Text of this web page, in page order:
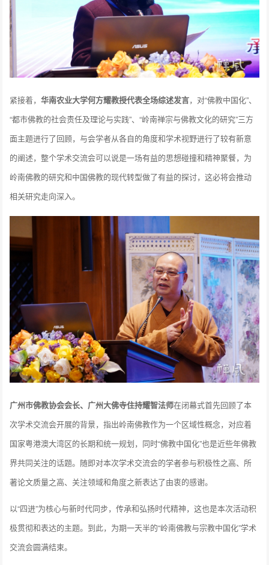
紧接着，华南农业大学何方耀教授代表全场综述发言，对“佛教中国化”、
“都市佛教的社会责任及理论与实践”、“岭南禅宗与佛教文化的研究”三方
面主题进行了回顾，与会学者从各自的角度和学术视野进行了较有新意
的阐述，整个学术交流会可以说是一场有益的思想碰撞和精神聚餐，为
岭南佛教的研究和中国佛教的现代转型做了有益的探讨，这必将会推动
相关研究走向深入。
广州市佛教协会会长、广州大佛寺住持耀智法师在闭幕式首先回顾了本
次学术交流会开展的背景，指出岭南佛教作为一个区域性概念，对应着
国家粤港澳大湾区的长期和统一规划，同时“佛教中国化”也是近些年佛教
界共同关注的话题。随即对本次学术交流会的学者参与积极性之高、所
著论文质量之高、关注领域和角度之新表达了由衷的感谢。
以“四进”为核心与新时代同步，传承和弘扬时代精神，这也是本次活动积
极贯彻和表达的主题。到此，为期一天半的“岭南佛教与宗教中国化”学术
交流会圆满结束。